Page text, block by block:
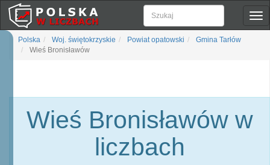
Polska Woj. świętokrzyskie Powiat opatowski
Gmina Tarłów
Wieś Bronisławów
Wieś Bronisławów w
liczbach